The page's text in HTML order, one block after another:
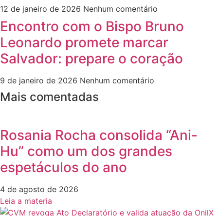
12 de janeiro de 2026 Nenhum comentário
Encontro com o Bispo Bruno
Leonardo promete marcar
Salvador: prepare o coração
9 de janeiro de 2026 Nenhum comentário
Mais comentadas
Rosania Rocha consolida “Ani-
Hu” como um dos grandes
espetáculos do ano
4 de agosto de 2026
Leia a materia